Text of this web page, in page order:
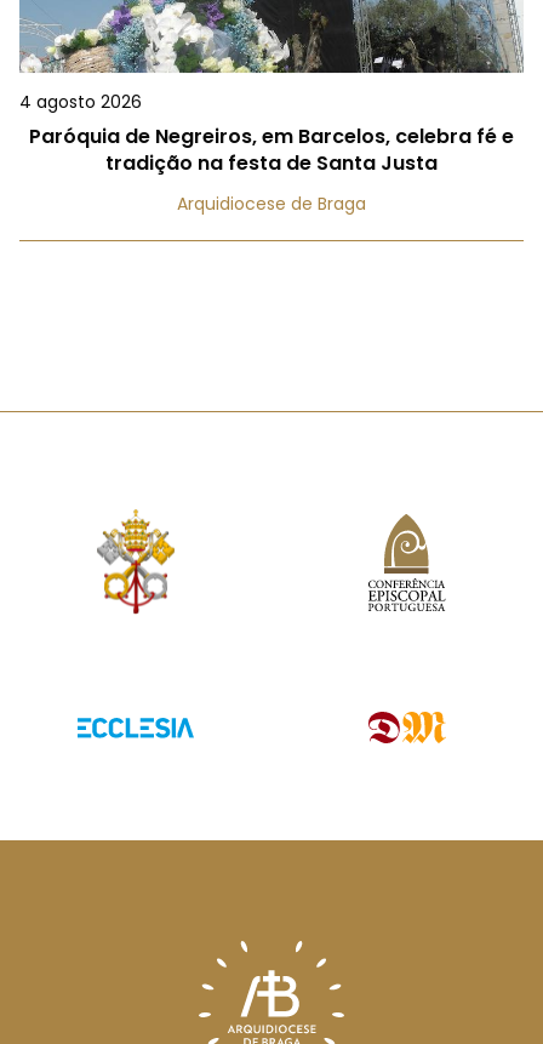
4 agosto 2026
Paróquia de Negreiros, em Barcelos, celebra fé e
tradição na festa de Santa Justa
Arquidiocese de Braga